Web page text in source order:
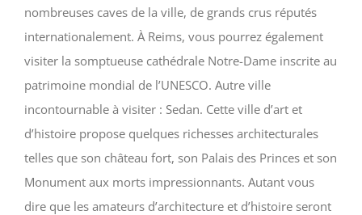
nombreuses caves de la ville, de grands crus réputés
internationalement. À Reims, vous pourrez également
visiter la somptueuse cathédrale Notre-Dame inscrite au
patrimoine mondial de l’UNESCO. Autre ville
incontournable à visiter : Sedan. Cette ville d’art et
d’histoire propose quelques richesses architecturales
telles que son château fort, son Palais des Princes et son
Monument aux morts impressionnants. Autant vous
dire que les amateurs d’architecture et d’histoire seront